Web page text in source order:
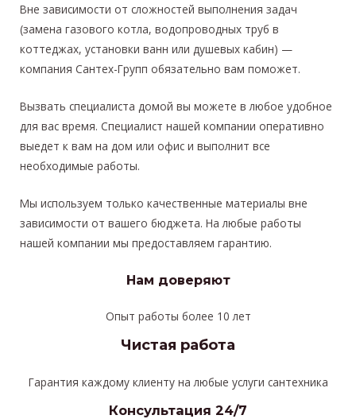
Вне зависимости от сложностей выполнения задач
(замена газового котла, водопроводных труб в
коттеджах, установки ванн или душевых кабин) —
компания Сантех-Групп обязательно вам поможет.
Вызвать специалиста домой вы можете в любое удобное
для вас время. Специалист нашей компании оперативно
выедет к вам на дом или офис и выполнит все
необходимые работы.
Мы используем только качественные материалы вне
зависимости от вашего бюджета. На любые работы
нашей компании мы предоставляем гарантию.
Нам доверяют
Опыт работы более 10 лет
Чистая работа
Гарантия каждому клиенту на любые услуги сантехника
Консультация 24/7